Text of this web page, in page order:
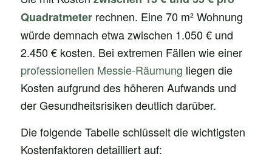
Quadratmeterrechnen. Eine 70 m² Wohnung
würde demnach etwa zwischen 1.050 € und
2.450 € kosten. Bei extremen Fällen wie einer
professionellen Messie-Räumung liegen die
Kosten aufgrund des höheren Aufwands und
der Gesundheitsrisiken deutlich darüber.
Die folgende Tabelle schlüsselt die wichtigsten
Kostenfaktoren detailliert auf: